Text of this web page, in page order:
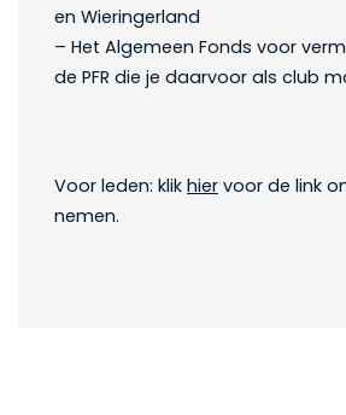
en Wieringerland
– Het Algemeen Fonds voor
de PFR die je daarvoor als club
Voor leden: klik hier voor de link
nemen.